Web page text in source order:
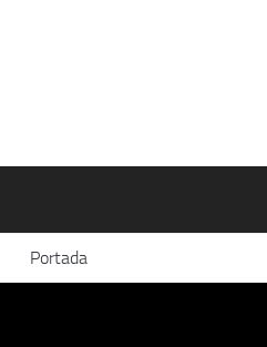
Portada